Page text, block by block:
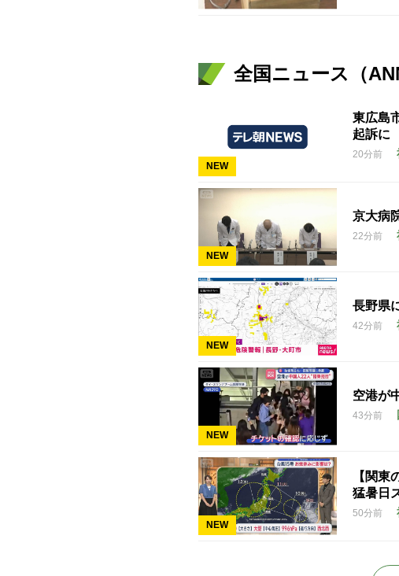
全国ニュース（
NEW
東広島
起訴に
20分前
NEW
京大病
22分前
NEW
長野県
42分前
NEW
空港が
43分前
NEW
【関
猛暑日
50分前